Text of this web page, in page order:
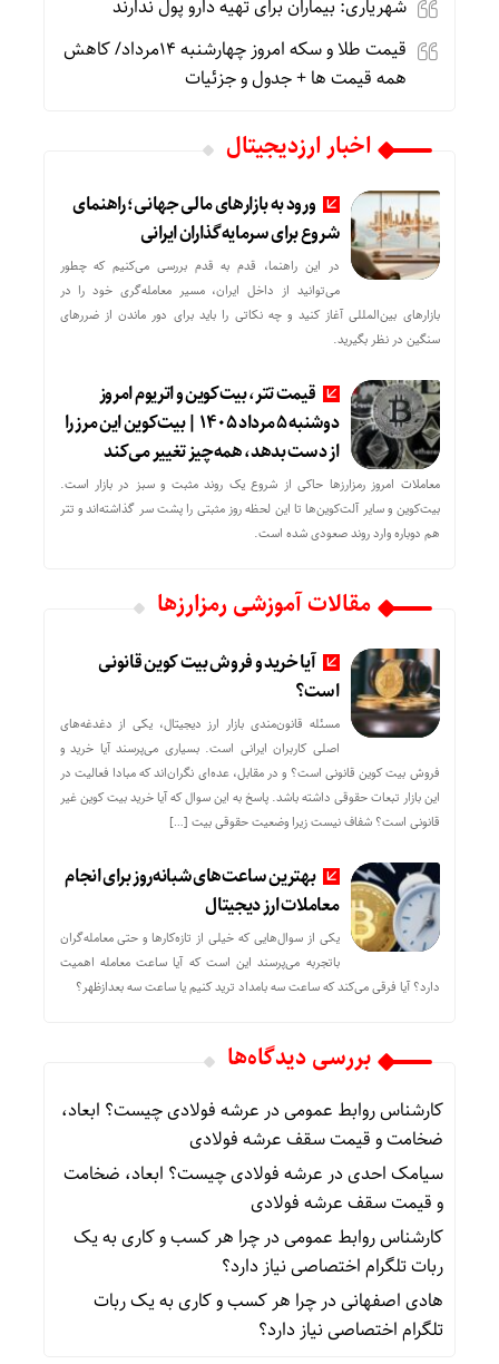
شهریاری: بیماران برای تهیه دارو پول ندارند
قیمت طلا و سکه امروز چهارشنبه 14مرداد/ کاهش
همه قیمت ها + جدول و جزئیات
اخبار ارزدیجیتال
ورود به بازارهای مالی جهانی؛ راهنمای
شروع برای سرمایه‌گذاران ایرانی
در این راهنما، قدم به قدم بررسی می‌کنیم که چطور
می‌توانید از داخل ایران، مسیر معامله‌گری خود را در
بازارهای بین‌المللی آغاز کنید و چه نکاتی را باید برای دور ماندن از ضررهای
سنگین در نظر بگیرید.
قیمت تتر، بیت‌کوین و اتریوم امروز
دوشنبه ۵ مرداد ۱۴۰۵ | بیت‌کوین این مرز را
از دست بدهد، همه‌چیز تغییر می‌کند
معاملات امروز رمزارز‌ها حاکی از شروع یک روند مثبت و سبز در بازار است.
بیت‌کوین و سایر آلت‌کوین‌ها تا این لحظه روز مثبتی را پشت سر گذاشته‌اند و تتر
هم دوباره وارد روند صعودی شده است.
مقالات آموزشی رمزارزها
آیا خرید و فروش بیت کوین قانونی
است؟
مسئله قانون‌مندی بازار ارز دیجیتال، یکی از دغدغه‌های
اصلی کاربران ایرانی است. بسیاری می‌پرسند آیا خرید و
فروش بیت کوین قانونی است؟ و در مقابل، عده‌ای نگران‌اند که مبادا فعالیت در
این بازار تبعات حقوقی داشته باشد. پاسخ به این سوال که آیا خرید بیت کوین غیر
قانونی است؟ شفاف نیست زیرا وضعیت حقوقی بیت‌ […]
بهترین ساعت‌های شبانه‌روز برای انجام
معاملات ارز دیجیتال
یکی از سوال‌هایی که خیلی از تازه‌کارها و حتی معامله‌گران
باتجربه می‌پرسند این است که آیا ساعت معامله اهمیت
دارد؟ آیا فرقی می‌کند که ساعت سه بامداد ترید کنیم یا ساعت سه بعدازظهر؟
بررسی دیدگاه‌ها
کارشناس روابط عمومیدرعرشه فولادی چیست؟ ابعاد،
ضخامت و قیمت سقف عرشه فولادی
سیامک احدیدرعرشه فولادی چیست؟ ابعاد، ضخامت
و قیمت سقف عرشه فولادی
کارشناس روابط عمومیدرچرا هر کسب‌ و کاری به یک
ربات تلگرام اختصاصی نیاز دارد؟
هادی اصفهانیدرچرا هر کسب‌ و کاری به یک ربات
تلگرام اختصاصی نیاز دارد؟